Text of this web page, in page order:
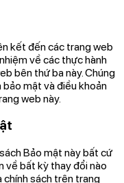
kết đến các trang web
về các thực hành
bên thứ ba này. Chúng
mật và điều khoản
web này.
Bảo mật này bất cứ
về bất kỳ thay đổi nào
chính sách trên trang